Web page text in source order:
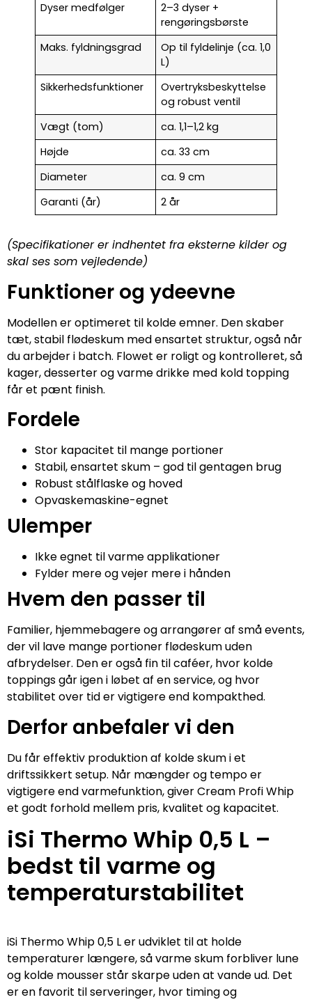
Dyser medfølger
2–3 dyser +
rengøringsbørste
Maks. fyldningsgrad
Op til fyldelinje (ca. 1,0
L)
Sikkerhedsfunktioner
Overtryksbeskyttelse
og robust ventil
Vægt (tom)
ca. 1,1–1,2 kg
Højde
ca. 33 cm
Diameter
ca. 9 cm
Garanti (år)
2 år
(Specifikationer er indhentet fra eksterne kilder og
skal ses som vejledende)
Funktioner og ydeevne
Modellen er optimeret til kolde emner. Den skaber
tæt, stabil flødeskum med ensartet struktur, også når
du arbejder i batch. Flowet er roligt og kontrolleret, så
kager, desserter og varme drikke med kold topping
får et pænt finish.
Fordele
Stor kapacitet til mange portioner
Stabil, ensartet skum – god til gentagen brug
Robust stålflaske og hoved
Opvaskemaskine-egnet
Ulemper
Ikke egnet til varme applikationer
Fylder mere og vejer mere i hånden
Hvem den passer til
Familier, hjemmebagere og arrangører af små events,
der vil lave mange portioner flødeskum uden
afbrydelser. Den er også fin til caféer, hvor kolde
toppings går igen i løbet af en service, og hvor
stabilitet over tid er vigtigere end kompakthed.
Derfor anbefaler vi den
Du får effektiv produktion af kolde skum i et
driftssikkert setup. Når mængder og tempo er
vigtigere end varmefunktion, giver Cream Profi Whip
et godt forhold mellem pris, kvalitet og kapacitet.
iSi Thermo Whip 0,5 L –
bedst til varme og
temperaturstabilitet
iSi Thermo Whip 0,5 L er udviklet til at holde
temperaturer længere, så varme skum forbliver lune
og kolde mousser står skarpe uden at vande ud. Det
er en favorit til serveringer, hvor timing og